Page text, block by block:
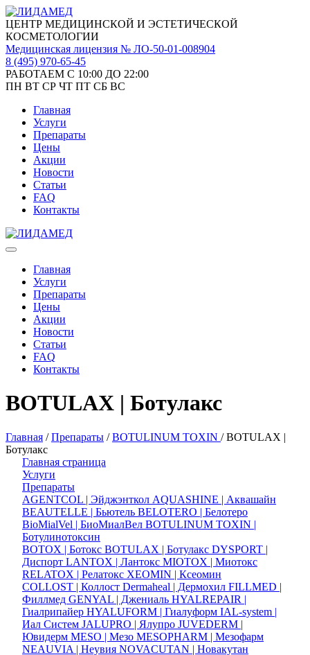
ЦЕНТР МЕДИЦИНСКОЙ И ЭСТЕТИЧЕСКОЙ
КОСМЕТОЛОГИИ
Медицинская лицензия № ЛО-50-01-008904
8 (495) 970-65-45
РАБОТАЕМ С 10:00 ДО 22:00
ПН ВТ СР ЧТ ПТ СБ ВС
Главная
Услуги
Препараты
Цены
Акции
Новости
Статьи
FAQ
Контакты
Главная
Услуги
Препараты
Цены
Акции
Новости
Статьи
FAQ
Контакты
BOTULAX | Ботулакс
Главная /Препараты /BOTULINUM TOXIN /BOTULAX |
Ботулакс
Главная страница
Услуги
Препараты
AGENTCOL | Эйджэнткол AQUASHINE | Аквашайн
BEAUTELLE | Бьютель BELOTERO | Белотеро
BioMialVel | БиоМиалВел BOTULINUM TOXIN |
Ботулинотоксин
BOTOX | Ботокс BOTULAX | Ботулакс DYSPORT |
Диспорт LANTOX | Лантокс MIOTOX | Миотокс
RELATOX | Релатокс XEOMIN | Ксеомин
COLLOST | Коллост Dermaheal | Дермохил FILLMED |
Филлмед GENYAL | Джениаль HYALREPAIR |
Гиалрипайер HYALUFORM | Гиалуформ IAL-system |
Иал Систем JALUPRO | Ялупро JUVEDERM |
Ювидерм MESO | Мезо MESOPHARM | Мезофарм
NEAUVIA | Неувия NOVACUTAN | Новакутан